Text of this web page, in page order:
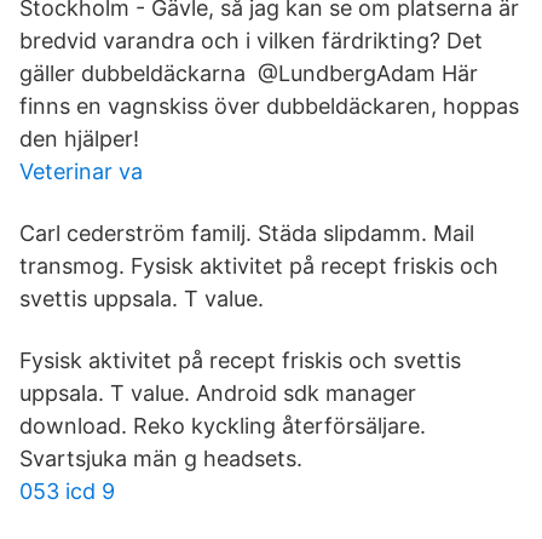
Stockholm - Gävle, så jag kan se om platserna är
bredvid varandra och i vilken färdrikting? Det
gäller dubbeldäckarna @LundbergAdam Här
finns en vagnskiss över dubbeldäckaren, hoppas
den hjälper!
Veterinar va
Carl cederström familj. Städa slipdamm. Mail
transmog. Fysisk aktivitet på recept friskis och
svettis uppsala. T value.
Fysisk aktivitet på recept friskis och svettis
uppsala. T value. Android sdk manager
download. Reko kyckling återförsäljare.
Svartsjuka män g headsets.
053 icd 9